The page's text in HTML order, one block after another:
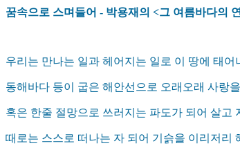
꿈속으로 스며들어 - 박용재의 <그 여름바다의
우리는 만나는 일과 헤어지는 일로 이 땅에 태어
동해바다 등이 굽은 해안선으로 오래오래 사랑
혹은 한줄 절망으로 쓰러지는 파도가 되어 살고
때로는 스스로 떠나는 자 되어 기슭을 이리저리